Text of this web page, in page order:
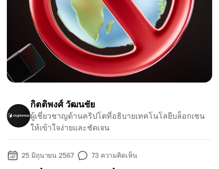
กิตติพงศ์ วัฒนชัย
ผู้เชี่ยวชาญด้านคริปโตที่อธิบายเทคโนโลยีบล็อกเชน
ให้เข้าใจง่ายและชัดเจน
25 มิถุนายน 2567 73 ความคิดเห็น